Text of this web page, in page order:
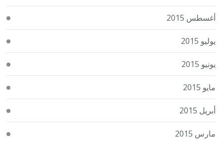
أغسطس 2015
يوليو 2015
يونيو 2015
مايو 2015
أبريل 2015
مارس 2015